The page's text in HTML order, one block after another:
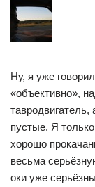
Ну, я уже
«объективно»,
тавродвигатель,
пустые. Я
хорошо
весьма
оки уже